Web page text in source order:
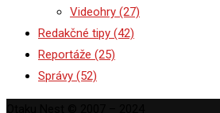
Videohry (27)
Redakčné tipy (42)
Reportáže (25)
Správy (52)